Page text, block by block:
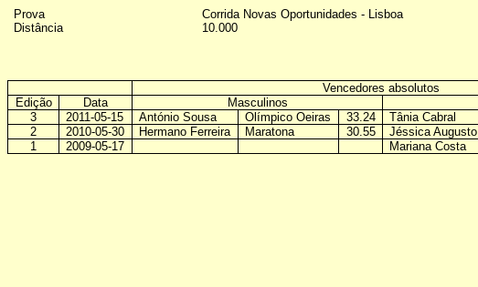
Prova Corrida Novas Oportunidades- Lisboa
Distância
10.000
Vencedores absolutos
Edição
Data Masculinos
3
2011-05-15 António Sousa Olímpico Oeiras 33.24 Tânia Cabral
2
2010-05-30 Hermano Ferreira Maratona 30.55 Jéssica Augusto
1
2009-05-17 Mariana Costa